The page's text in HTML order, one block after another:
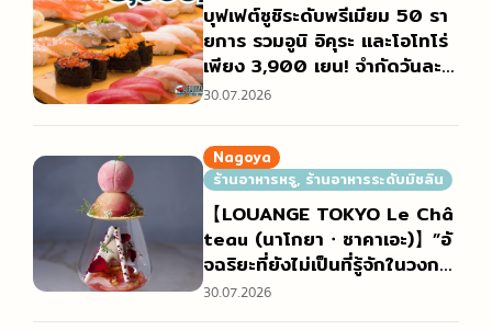
บุฟเฟต์ซูชิระดับพรีเมียม 50 รา
ยการ รวมอูนิ อิคุระ และโอโทโร่
เพียง 3,900 เยน! จำกัดวันละ
5 กลุ่ม ใครจองก่อนได้ก่อน! เปิ
【FUJIYAMA TOKYO สาขาโอ
ซาก้านัมบะ】
30.07.2026
Nagoya
ร้านอาหารหรู, ร้านอาหารระดับมิชลิน
【LOUANGE TOKYO Le Châ
teau (นาโกยา・ซาคาเอะ)】”อั
จฉริยะที่ยังไม่เป็นที่รู้จักในวงกว้า
ง” ผู้เป็นที่รักของเหล่า Foodie เ
30.07.2026